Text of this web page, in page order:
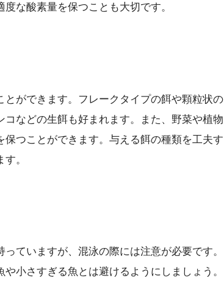
な酸素量を保つことも大切です。
ができます。フレークタイプの餌や顆粒状の
などの生餌も好まれます。また、野菜や植物
つことができます。与える餌の種類を工夫す
。
ていますが、混泳の際には注意が必要です。
小さすぎる魚とは避けるようにしましょう。